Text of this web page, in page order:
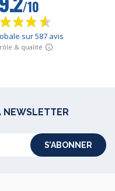
NEWSLETTER
S’ABONNER